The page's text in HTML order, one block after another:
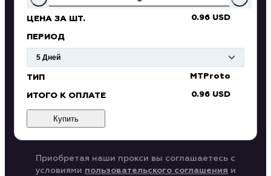
ЦЕНА ЗА ШТ. 0.96 USD
ПЕРИОД
ТИП MTProto
ИТОГО К ОПЛАТЕ 0.96 USD
Купить
Приобретая наши прокси вы соглашаетесь с
условиями пользовательского соглашения и